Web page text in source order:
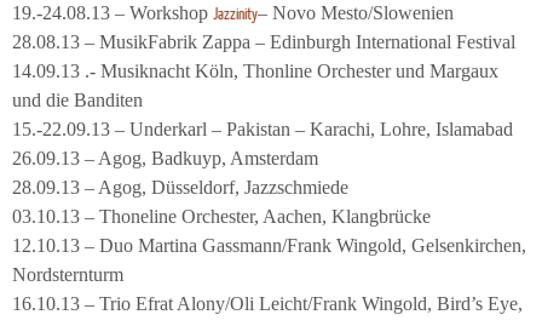
19.-24.08.13 – Workshop Jazzinity– Novo Mesto/Slowenien
28.08.13 – MusikFabrik Zappa – Edinburgh International Festival
14.09.13 .- Musiknacht Köln, Thonline Orchester und Margaux
und die Banditen
15.-22.09.13 – Underkarl – Pakistan – Karachi, Lohre, Islamabad
26.09.13 – Agog, Badkuyp, Amsterdam
28.09.13 – Agog, Düsseldorf, Jazzschmiede
03.10.13 – Thoneline Orchester, Aachen, Klangbrücke
12.10.13 – Duo Martina Gassmann/Frank Wingold, Gelsenkirchen,
Nordsternturm
16.10.13 – Trio Efrat Alony/Oli Leicht/Frank Wingold, Bird’s Eye,